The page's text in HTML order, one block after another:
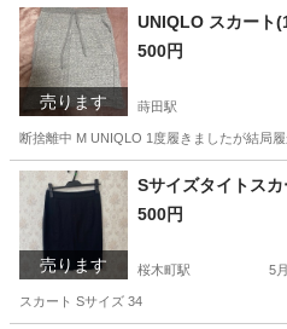
神奈川 横浜市 スキ
売ります
UNIQLO スカート
500円
蒔田駅
断捨離中 M UNIQLO 1度履きましたが結局
神奈川 横浜市 蒔田駅 スカート
売ります
Sサイズタイトスカ
500円
桜木町駅 5
スカート Sサイズ 34